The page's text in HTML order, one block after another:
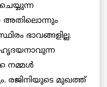
ഭാവങ്ങളില്ല.
നമ്മൾ
രജിനിയുടെ മുഖത്ത്